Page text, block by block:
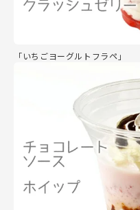
「いちごヨーグルトフラペ」